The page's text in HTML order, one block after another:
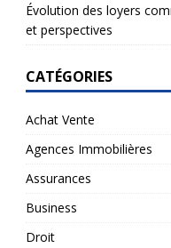
Évolution des loyers
et perspectives
CATÉGORIES
Achat Vente
Agences Immobilières
Assurances
Business
Droit